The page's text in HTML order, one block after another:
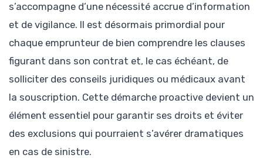
s’accompagne d’une nécessité accrue d’information
et de vigilance. Il est désormais primordial pour
chaque emprunteur de bien comprendre les clauses
figurant dans son contrat et, le cas échéant, de
solliciter des conseils juridiques ou médicaux avant
la souscription. Cette démarche proactive devient un
élément essentiel pour garantir ses droits et éviter
des exclusions qui pourraient s’avérer dramatiques
en cas de sinistre.